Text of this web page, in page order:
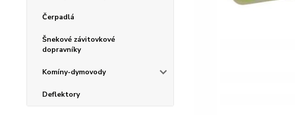
Čerpadlá
Šnekové závitovkové
dopravníky
Komíny-dymovody
Deflektory